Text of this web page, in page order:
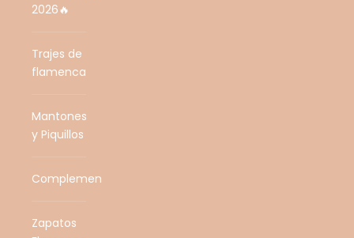
2026🔥
Trajes de
flamenca
Mantones
y Piquillos
Complementos
Zapatos